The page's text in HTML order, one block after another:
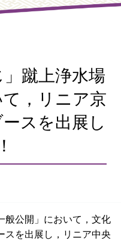
」蹴上浄水場
，リニア京
スを出展し
般公開」において，文化
スを出展し，リニア中央